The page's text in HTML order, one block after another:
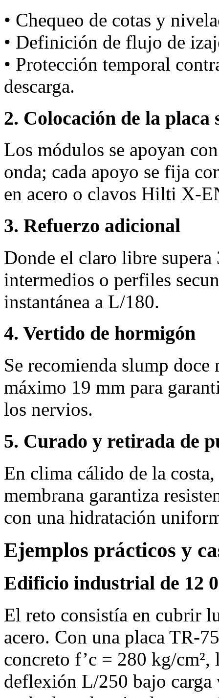
• Chequeo de cotas y
• Definición de flujo de
• Protección temporal
descarga.
2. Colocación de la placa
Los módulos se apoyan
onda; cada apoyo se fija
en acero o clavos Hilti
3. Refuerzo adicional
Donde el claro libre supera
intermedios o perfiles
instantánea a L/180.
4. Vertido de hormigón
Se recomienda slump
máximo 19 mm para
los nervios.
5. Curado y retirada de
En clima cálido de la
membrana garantiza
con una hidratación
Ejemplos prácticos y
Edificio industrial de 12
El reto consistía en cubrir
acero. Con una placa
concreto f’c = 280 kg/
deflexión L/250 bajo